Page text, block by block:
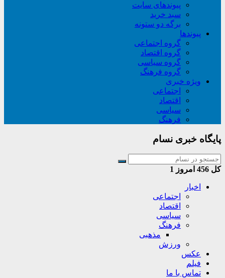
پیوندهای سایت
سبد خريد
برگه دو ستونه
پیوندها
گروه اجتماعی
گروه اقتصاد
گروه سیاسی
گروه فرهنگ
ویژه خبری
اجتماعی
اقتصاد
سیاسی
فرهنگ
پایگاه خبری نسام
کل امروز 1
اخبار
اجتماعی
اقتصاد
سیاسی
فرهنگ
مذهبی
ورزش
عکس
فیلم
تماس با ما